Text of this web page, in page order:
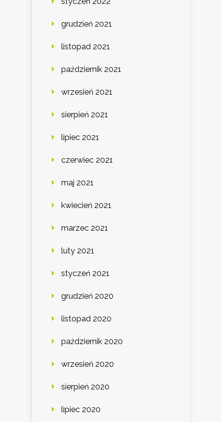
grudzień 2021
listopad 2021
październik 2021
wrzesień 2021
sierpień 2021
lipiec 2021
czerwiec 2021
maj 2021
kwiecień 2021
marzec 2021
luty 2021
styczeń 2021
grudzień 2020
listopad 2020
październik 2020
wrzesień 2020
sierpień 2020
lipiec 2020